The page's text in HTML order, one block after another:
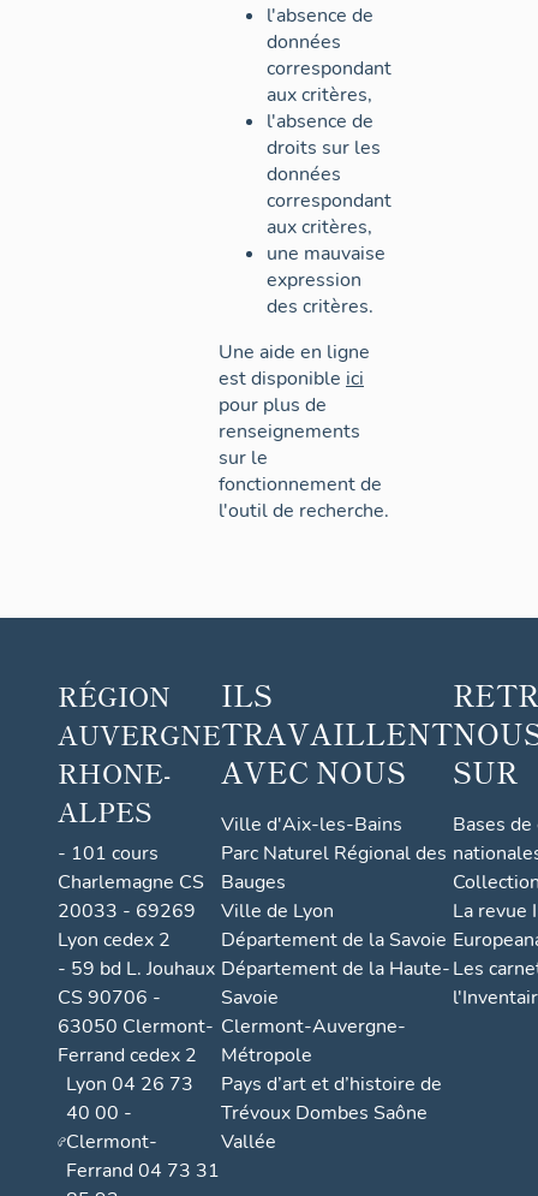
l'absence de
données
correspondant
aux critères,
l'absence de
droits sur les
données
correspondant
aux critères,
une mauvaise
expression
des critères.
Une aide en ligne
est disponible ici
pour plus de
renseignements
sur le
fonctionnement de
l'outil de recherche.
RÉGION
AUVERGNE
RHONE-
ALPES
- 101 cours
Charlemagne CS
20033 - 69269
Lyon cedex 2
- 59 bd L. Jouhaux
CS 90706 -
63050 Clermont-
Ferrand cedex 2
Lyon 04 26 73
40 00 -
Clermont-
Ferrand 04 73 31
ILS
TRAVAILLENT
AVEC NOUS
Ville d'Aix-les-Bains
Parc Naturel Régional des
Bauges
Ville de Lyon
Département de la Savoie
Département de la Haute-
Savoie
Clermont-Auvergne-
Métropole
Pays d’art et d’histoire de
Trévoux Dombes Saône
Vallée
SUR
Bases
La revue
Les